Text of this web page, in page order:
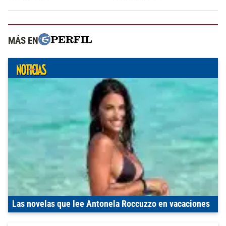
MÁS EN
Las novelas que lee Antonela Roccuzzo en vacaciones